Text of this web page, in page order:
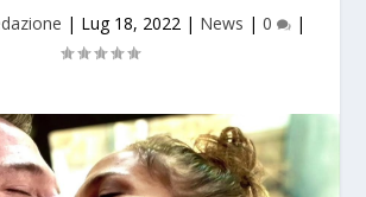
| Lug 18, 2022 | News | 0 |